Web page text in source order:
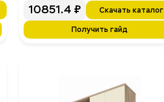
10851.4 ₽ Скачать каталог
Получить гайд